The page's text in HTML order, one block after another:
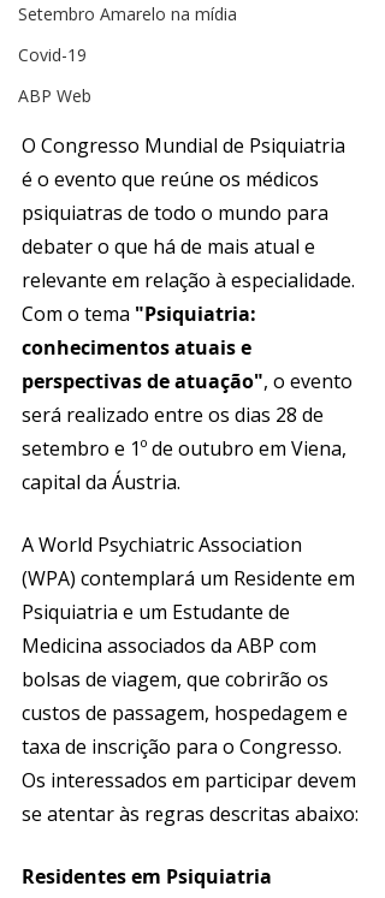
Setembro Amarelo na mídia
Covid-19
ABP Web
O Congresso Mundial de Psiquiatria
é o evento que reúne os médicos
psiquiatras de todo o mundo para
debater o que há de mais atual e
relevante em relação à especialidade.
Com o tema "Psiquiatria:
conhecimentos atuais e
perspectivas de atuação", o evento
será realizado entre os dias 28 de
setembro e 1º de outubro em Viena,
capital da Áustria.
A World Psychiatric Association
(WPA) contemplará um Residente em
Psiquiatria e um Estudante de
Medicina associados da ABP com
bolsas de viagem, que cobrirão os
custos de passagem, hospedagem e
taxa de inscrição para o Congresso.
Os interessados em participar devem
se atentar às regras descritas abaixo:
Residentes em Psiquiatria